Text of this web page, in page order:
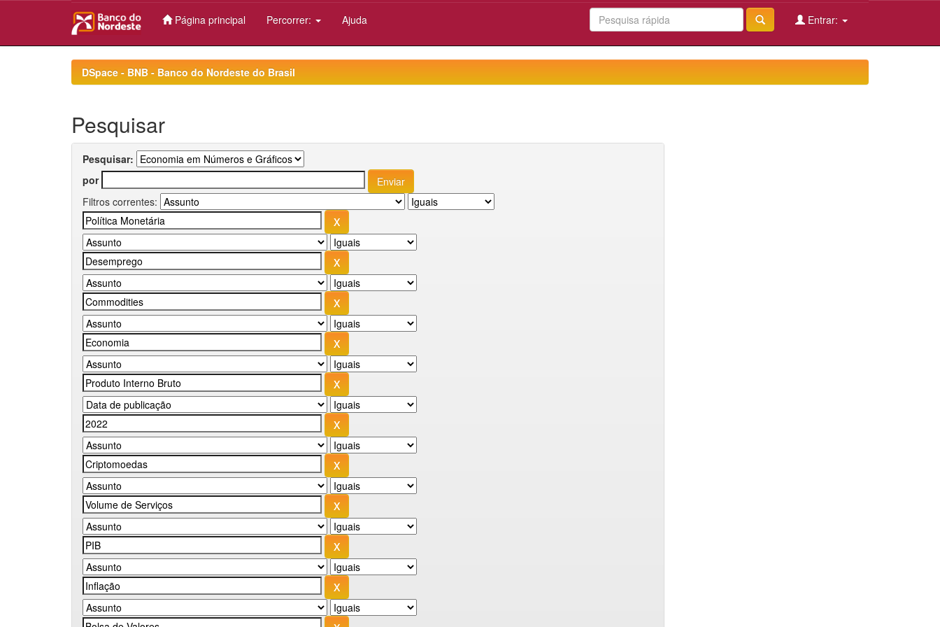
Página principal Percorrer: Ajuda Entrar:
DSpace - BNB - Banco do Nordeste do Brasil
Pesquisar
Pesquisar:
por
Filtros correntes: